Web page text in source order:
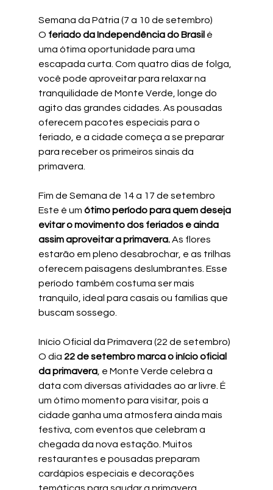
Semana da Pátria (7 a 10 de setembro)
O feriado da Independência do Brasil é
uma ótima oportunidade para uma
escapada curta. Com quatro dias de folga,
você pode aproveitar para relaxar na
tranquilidade de Monte Verde, longe do
agito das grandes cidades. As pousadas
oferecem pacotes especiais para o
feriado, e a cidade começa a se preparar
para receber os primeiros sinais da
primavera.
Fim de Semana de 14 a 17 de setembro
Este é um ótimo período para quem deseja
evitar o movimento dos feriados e ainda
assim aproveitar a primavera. As flores
estarão em pleno desabrochar, e as trilhas
oferecem paisagens deslumbrantes. Esse
período também costuma ser mais
tranquilo, ideal para casais ou famílias que
buscam sossego.
Início Oficial da Primavera (22 de setembro)
O dia 22 de setembro marca o início oficial
da primavera, e Monte Verde celebra a
data com diversas atividades ao ar livre. É
um ótimo momento para visitar, pois a
cidade ganha uma atmosfera ainda mais
festiva, com eventos que celebram a
chegada da nova estação. Muitos
restaurantes e pousadas preparam
cardápios especiais e decorações